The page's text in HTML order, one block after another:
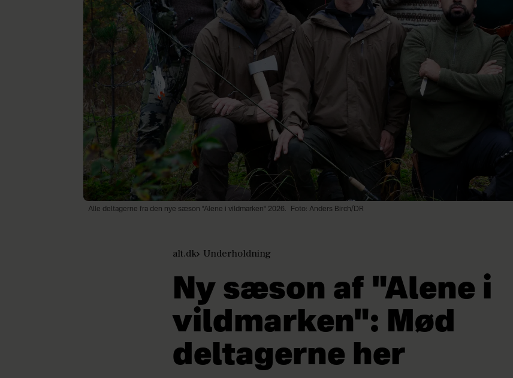
Alle deltagerne fra den nye sæson "Alene i vildmarken" 2026. Foto: Anders Birch/DR
alt.dk Underholdning
Ny sæson af "Alene i
vildmarken": Mød
deltagerne her